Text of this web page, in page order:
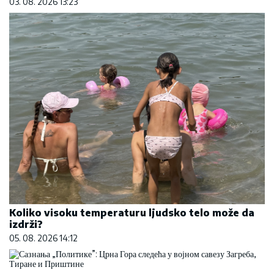
Koliko visoku temperaturu ljudsko telo može da
izdrži?
05. 08. 2026 14:12